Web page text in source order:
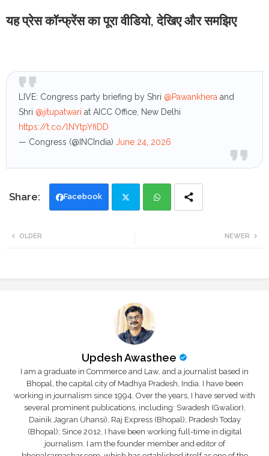
यह प्रेस कॉन्फ्रेंस का पूरा वीडियो, देखिए और समझिए
LIVE: Congress party briefing by Shri @Pawankhera and
Shri @jitupatwari at AICC Office, New Delhi
https://t.co/lNYtpYfiDD
— Congress (@INCIndia) June 24, 2026
Facebook
NEWER
OLDER
Updesh Awasthee
I am a graduate in Commerce and Law, and a journalist based in
Bhopal, the capital city of Madhya Pradesh, India. I have been
working in journalism since 1994. Over the years, I have served with
several prominent publications, including: Swadesh (Gwalior),
Dainik Jagran (Jhansi), Raj Express (Bhopal), Pradesh Today
(Bhopal); Since 2012, I have been working full-time in digital
journalism. I am the founder member and editor of